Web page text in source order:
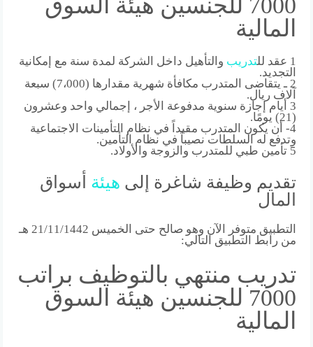
المالية
1 عقد لل تدريب والتأهيل داخل الشركة لمدة سنة مع إمكانية
التجديد.
2 ـ يتقاضى المتدرب مكافأة شهرية مقدارها (7،000) سبعة
آلاف ريال.
3 أيام إجازة سنوية مدفوعة الأجر ، إجمالي واحد وعشرون
(21) يومًا.
4- أن يكون المتدرب مقيداً في نظام التأمينات الاجتماعية
وتدفع له السلطات نصيباً في نظام التأمين.
5 تأمين طبي للمتدرب والزوجة والأولاد.
تقديم وظيفة شاغرة إلى هيئة أسواق
المال
التطبيق متوفر الآن وهو صالح حتى الخميس 21/11/1442 هـ
من رابط التطبيق التالي:
تدريب منتهي بالتوظيف براتب
7000 للجنسين هيئة السوق
المالية